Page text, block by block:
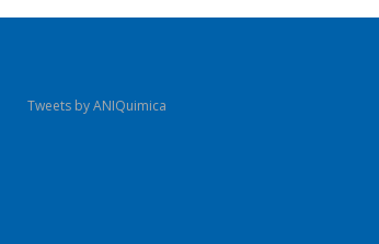
Tweets by ANIQuimica